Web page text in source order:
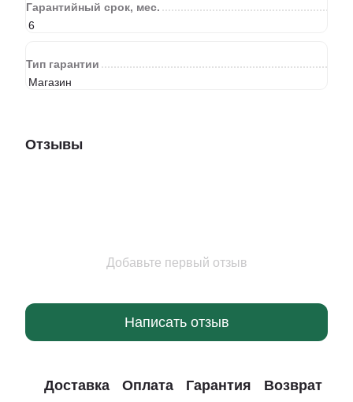
Гарантийный срок, мес.
6
Тип гарантии
Магазин
Отзывы
Добавьте первый отзыв
Написать отзыв
Доставка Оплата Гарантия Возврат